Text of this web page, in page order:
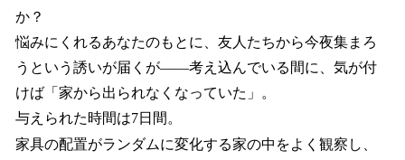
か？
悩みにくれるあなたのもとに、友人たちから今夜集まろ
うという誘いが届くが――考え込んでいる間に、気が付
けば「家から出られなくなっていた」。
与えられた時間は7日間。
家具の配置がランダムに変化する家の中をよく観察し、